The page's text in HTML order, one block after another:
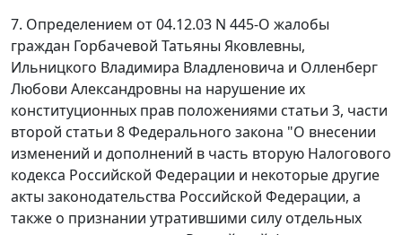
7. Определением от 04.12.03 N 445-О жалобы
граждан Горбачевой Татьяны Яковлевны,
Ильницкого Владимира Владленовича и Олленберг
Любови Александровны на нарушение их
конституционных прав положениями статьи 3, части
второй статьи 8Федерального закона "О внесении
изменений и дополнений в часть вторую Налогового
кодекса Российской Федерации и некоторые другие
акты законодательства Российской Федерации, а
также о признании утратившими силу отдельных